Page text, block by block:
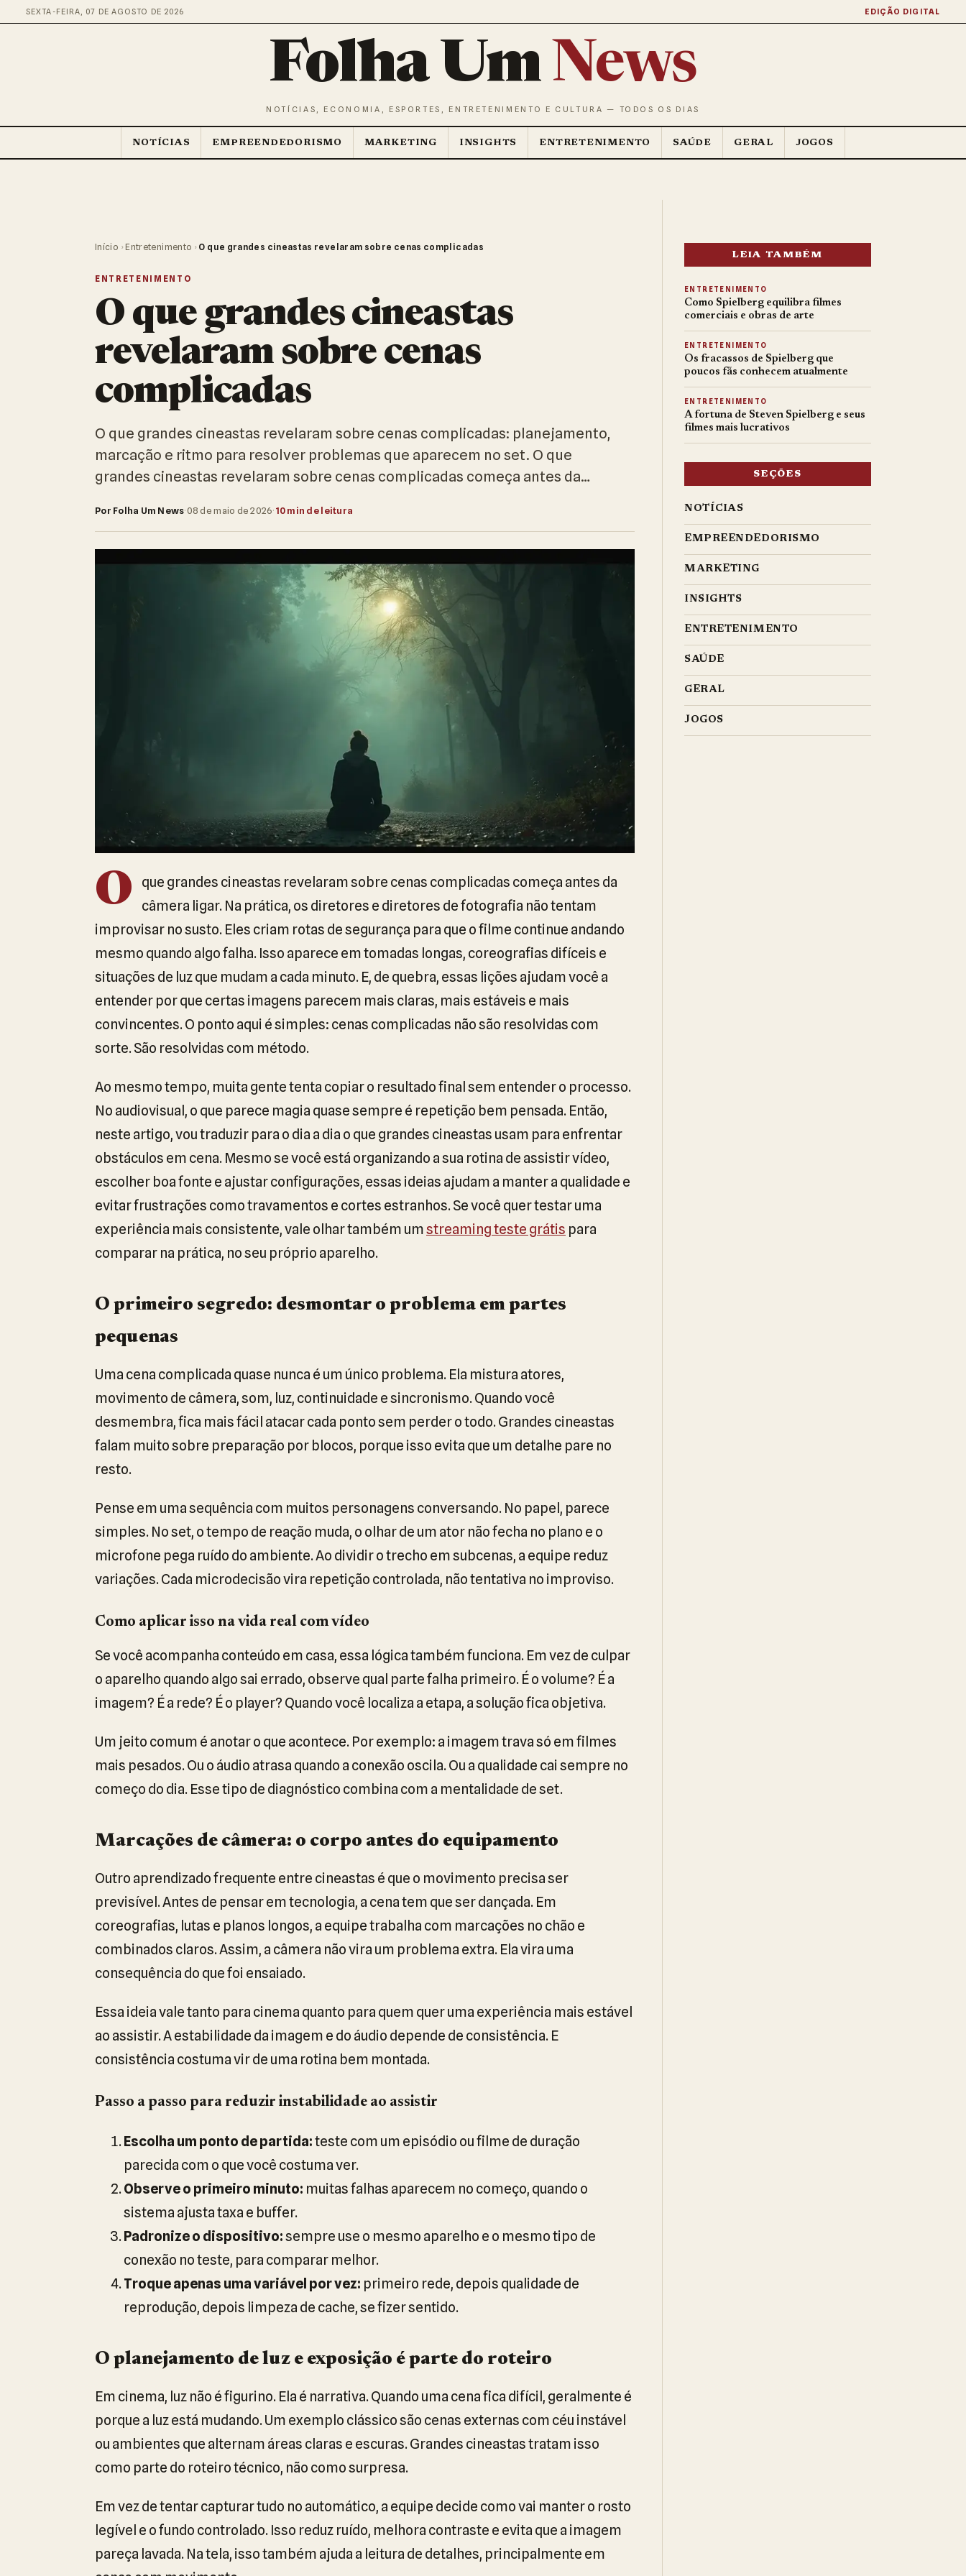
SEXTA-FEIRA, 07 DE AGOSTO DE 2026 EDIÇÃO DIGITAL
Folha Um News
NOTÍCIAS, ECONOMIA, ESPORTES, ENTRETENIMENTO E CULTURA — TODOS OS DIAS
NOTÍCIAS EMPREENDEDORISMO MARKETING INSIGHTS ENTRETENIMENTO SAÚDE GERAL JOGOS
Início › Entretenimento › O que grandes cineastas revelaram sobre cenas complicadas
ENTRETENIMENTO
O que grandes cineastas
revelaram sobre cenas
complicadas
O que grandes cineastas revelaram sobre cenas complicadas: planejamento,
marcação e ritmo para resolver problemas que aparecem no set. O que
grandes cineastas revelaram sobre cenas complicadas começa antes da…
Por Folha Um News·08 de maio de 2026·10 min de leitura
O
que grandes cineastas revelaram sobre cenas complicadas começa antes da
câmera ligar. Na prática, os diretores e diretores de fotografia não tentam
improvisar no susto. Eles criam rotas de segurança para que o filme continue andando
mesmo quando algo falha. Isso aparece em tomadas longas, coreografias difíceis e
situações de luz que mudam a cada minuto. E, de quebra, essas lições ajudam você a
entender por que certas imagens parecem mais claras, mais estáveis e mais
convincentes. O ponto aqui é simples: cenas complicadas não são resolvidas com
sorte. São resolvidas com método.
Ao mesmo tempo, muita gente tenta copiar o resultado final sem entender o processo.
No audiovisual, o que parece magia quase sempre é repetição bem pensada. Então,
neste artigo, vou traduzir para o dia a dia o que grandes cineastas usam para enfrentar
obstáculos em cena. Mesmo se você está organizando a sua rotina de assistir vídeo,
escolher boa fonte e ajustar configurações, essas ideias ajudam a manter a qualidade e
evitar frustrações como travamentos e cortes estranhos. Se você quer testar uma
experiência mais consistente, vale olhar também umstreaming teste grátis para
comparar na prática, no seu próprio aparelho.
O primeiro segredo: desmontar o problema em partes
pequenas
Uma cena complicada quase nunca é um único problema. Ela mistura atores,
movimento de câmera, som, luz, continuidade e sincronismo. Quando você
desmembra, fica mais fácil atacar cada ponto sem perder o todo. Grandes cineastas
falam muito sobre preparação por blocos, porque isso evita que um detalhe pare no
resto.
Pense em uma sequência com muitos personagens conversando. No papel, parece
simples. No set, o tempo de reação muda, o olhar de um ator não fecha no plano e o
microfone pega ruído do ambiente. Ao dividir o trecho em subcenas, a equipe reduz
variações. Cada microdecisão vira repetição controlada, não tentativa no improviso.
Como aplicar isso na vida real com vídeo
Se você acompanha conteúdo em casa, essa lógica também funciona. Em vez de culpar
o aparelho quando algo sai errado, observe qual parte falha primeiro. É o volume? É a
imagem? É a rede? É o player? Quando você localiza a etapa, a solução fica objetiva.
Um jeito comum é anotar o que acontece. Por exemplo: a imagem trava só em filmes
mais pesados. Ou o áudio atrasa quando a conexão oscila. Ou a qualidade cai sempre no
começo do dia. Esse tipo de diagnóstico combina com a mentalidade de set.
Marcações de câmera: o corpo antes do equipamento
Outro aprendizado frequente entre cineastas é que o movimento precisa ser
previsível. Antes de pensar em tecnologia, a cena tem que ser dançada. Em
coreografias, lutas e planos longos, a equipe trabalha com marcações no chão e
combinados claros. Assim, a câmera não vira um problema extra. Ela vira uma
consequência do que foi ensaiado.
Essa ideia vale tanto para cinema quanto para quem quer uma experiência mais estável
ao assistir. A estabilidade da imagem e do áudio depende de consistência. E
consistência costuma vir de uma rotina bem montada.
Passo a passo para reduzir instabilidade ao assistir
Escolha um ponto de partida:teste com um episódio ou filme de duração
parecida com o que você costuma ver.
Observe o primeiro minuto: muitas falhas aparecem no começo, quando o
sistema ajusta taxa e buffer.
Padronize o dispositivo:sempre use o mesmo aparelho e o mesmo tipo de
conexão no teste, para comparar melhor.
Troque apenas uma variável por vez: primeiro rede, depois qualidade de
reprodução, depois limpeza de cache, se fizer sentido.
O planejamento de luz e exposição é parte do roteiro
Em cinema, luz não é figurino. Ela é narrativa. Quando uma cena fica difícil, geralmente é
porque a luz está mudando. Um exemplo clássico são cenas externas com céu instável
ou ambientes que alternam áreas claras e escuras. Grandes cineastas tratam isso
como parte do roteiro técnico, não como surpresa.
Em vez de tentar capturar tudo no automático, a equipe decide como vai manter o rosto
legível e o fundo controlado. Isso reduz ruído, melhora contraste e evita que a imagem
pareça lavada. Na tela, isso também ajuda a leitura de detalhes, principalmente em
LEIA TAMBÉM
ENTRETENIMENTO
Como Spielberg equilibra filmes
comerciais e obras de arte
ENTRETENIMENTO
Os fracassos de Spielberg que
poucos fãs conhecem atualmente
ENTRETENIMENTO
A fortuna de Steven Spielberg e seus
filmes mais lucrativos
SEÇÕES
NOTÍCIAS
EMPREENDEDORISMO
MARKETING
INSIGHTS
ENTRETENIMENTO
SAÚDE
GERAL
JOGOS